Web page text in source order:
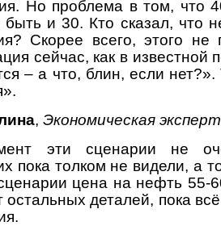
Но проблема в том, что
и 30. Кто сказал, что
Скорее всего, этого не
сейчас, как в известной
– а что, блин, если
, Экономическая
эти сценарии не
пока толком не видели, а
цена на нефть 55-
остальных деталей, пока